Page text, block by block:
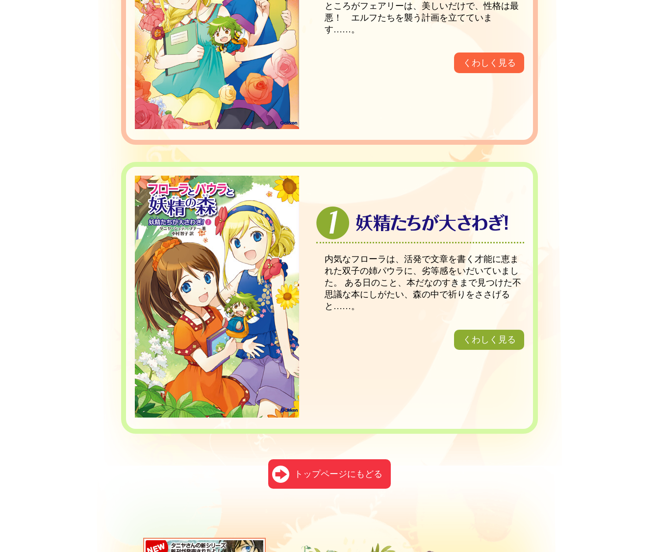
ところがフェアリーは、美しいだけで、性格は最
悪！ エルフたちを襲う計画を立てていま
す……。
くわしく見る
内気なフローラは、活発で文章を書く才能に恵ま
れた双子の姉パウラに、劣等感をいだいていまし
た。 ある日のこと、本だなのすきまで見つけた不
思議な本にしがたい、森の中で祈りをささげる
と……。
くわしく見る
トップページにもどる